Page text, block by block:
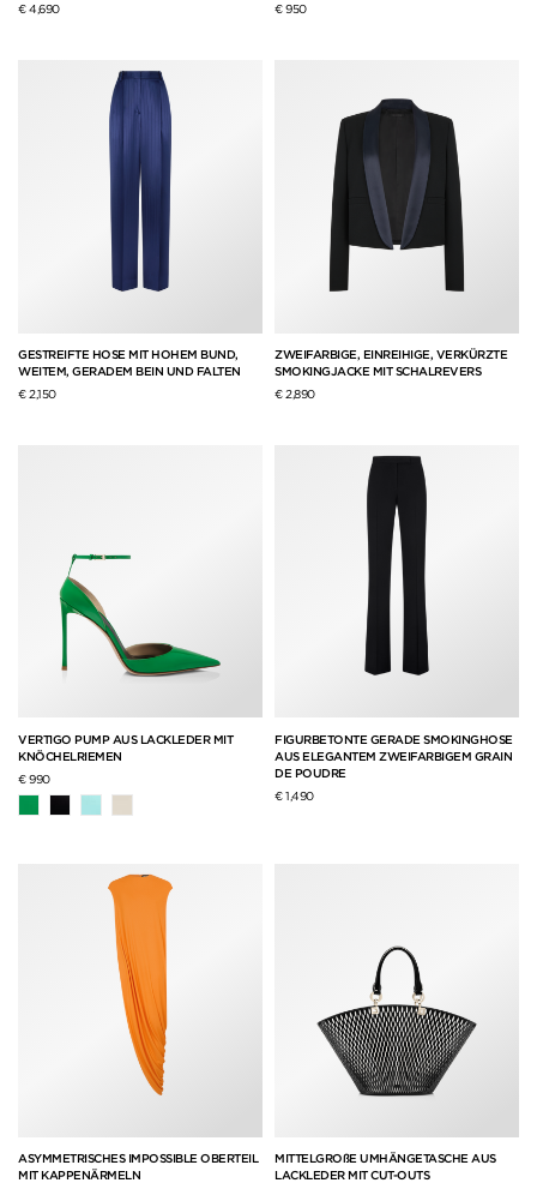
€ 4,690
€ 950
GESTREIFTE HOSE MIT HOHEM BUND,
WEITEM, GERADEM BEIN UND FALTEN
€ 2,150
ZWEIFARBIGE, EINREIHIGE, VERKÜRZTE
SMOKINGJACKE MIT SCHALREVERS
€ 2,890
VERTIGO PUMP AUS LACKLEDER MIT
KNÖCHELRIEMEN
€ 990
FIGURBETONTE GERADE SMOKINGHOSE
AUS ELEGANTEM ZWEIFARBIGEM GRAIN
DE POUDRE
€ 1,490
ASYMMETRISCHES IMPOSSIBLE OBERTEIL
MIT KAPPENÄRMELN
MITTELGROßE UMHÄNGETASCHE AUS
LACKLEDER MIT CUT-OUTS